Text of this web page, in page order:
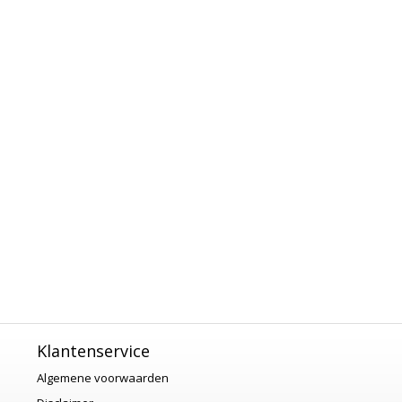
Klantenservice
Algemene voorwaarden